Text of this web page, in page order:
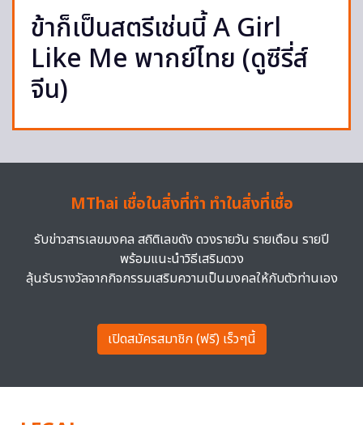
ข้าก็เป็นสตรีเช่นนี้ A Girl
Like Me พากย์ไทย (ดูซีรี่ส์
จีน)
MThai เชื่อในสิ่งที่ทำ ทำในสิ่งที่เชื่อ
รับข่าวสารเลขมงคล สถิติเลขดัง ดวงรายวัน รายเดือน รายปี
พร้อมแนะนำวิธีเสริมดวง
ลุ้นรับรางวัลจากกิจกรรมเสริมความเป็นมงคลให้กับตัวท่านเอง
เปิดสมัครสมาชิก (ฟรี) เร็วๆนี้